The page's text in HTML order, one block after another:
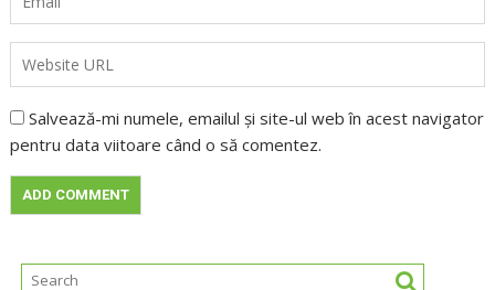
Salvează-mi numele, emailul și site-ul web în acest navigator
pentru data viitoare când o să comentez.